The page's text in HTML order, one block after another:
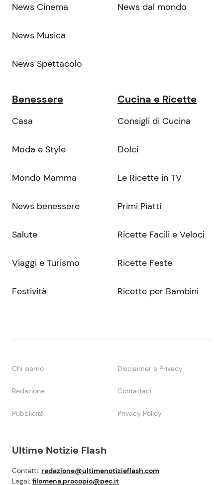
Ultime Notizie Flash
Contatti: redazione@ultimenotizieflash.com
Legal: filomena.procopio@pec.it
News Cinema
News Musica
News Spettacolo
News dal mondo
Benessere
Casa
Moda e Style
Mondo Mamma
News benessere
Salute
Viaggi e Turismo
Festività
Cucina e Ricette
Consigli di Cucina
Dolci
Le Ricette in TV
Primi Piatti
Ricette Facili e Veloci
Ricette Feste
Ricette per Bambini
Chi siamo Disclaimer e Privacy
Redazione Contattaci
Pubblicità Privacy Policy